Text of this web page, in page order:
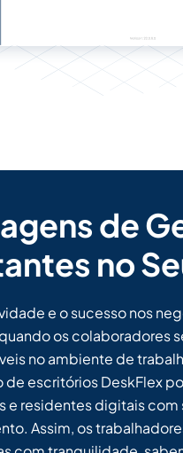
de
no
e o sucesso nos
os colaboradores
no ambiente de
de escritórios DeskFlex
e residentes digitais com
Assim, os